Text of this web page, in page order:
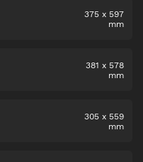
375 x 597
mm
381 x 578
mm
305 x 559
mm